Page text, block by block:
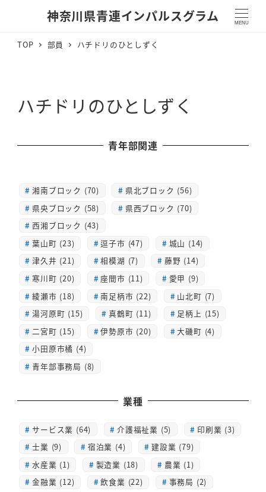
神奈川県青連インパルスグラム MENU
TOP 部員 ハチドリのひとしずく
ハチドリのひとしずく
青年部関連
湘南ブロック (70)
県北ブロック (56)
県央ブロック (58)
県西ブロック (70)
西湘ブロック (43)
葉山町 (23)
逗子市 (47)
城山 (14)
津久井 (21)
相模湖 (7)
藤野 (14)
寒川町 (20)
座間市 (11)
愛甲 (9)
綾瀬市 (18)
南足柄市 (22)
山北町 (7)
湯河原町 (15)
真鶴町 (11)
足柄上 (15)
二宮町 (15)
伊勢原市 (20)
大磯町 (4)
小田原市橘 (4)
青年部事務局 (8)
業種
サービス業 (64) 介護福祉業 (5)
印刷業 (3)
士業 (9)
宿泊業 (4)
建設業 (79)
水産業 (1)
製造業 (18)
農業 (1)
金融業 (12)
飲食業 (22)
事務局 (2)